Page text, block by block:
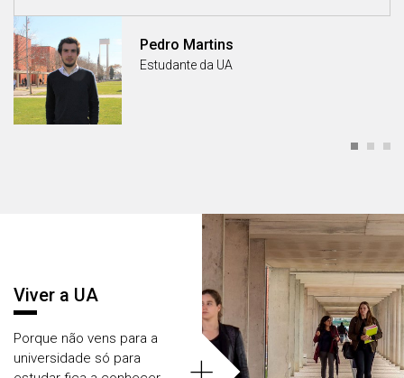
Pedro Martins
Estudante da UA
Viver a UA
Porque não vens para a
universidade só para